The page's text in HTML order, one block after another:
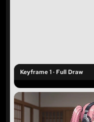
Keyframe 1 · Full Draw